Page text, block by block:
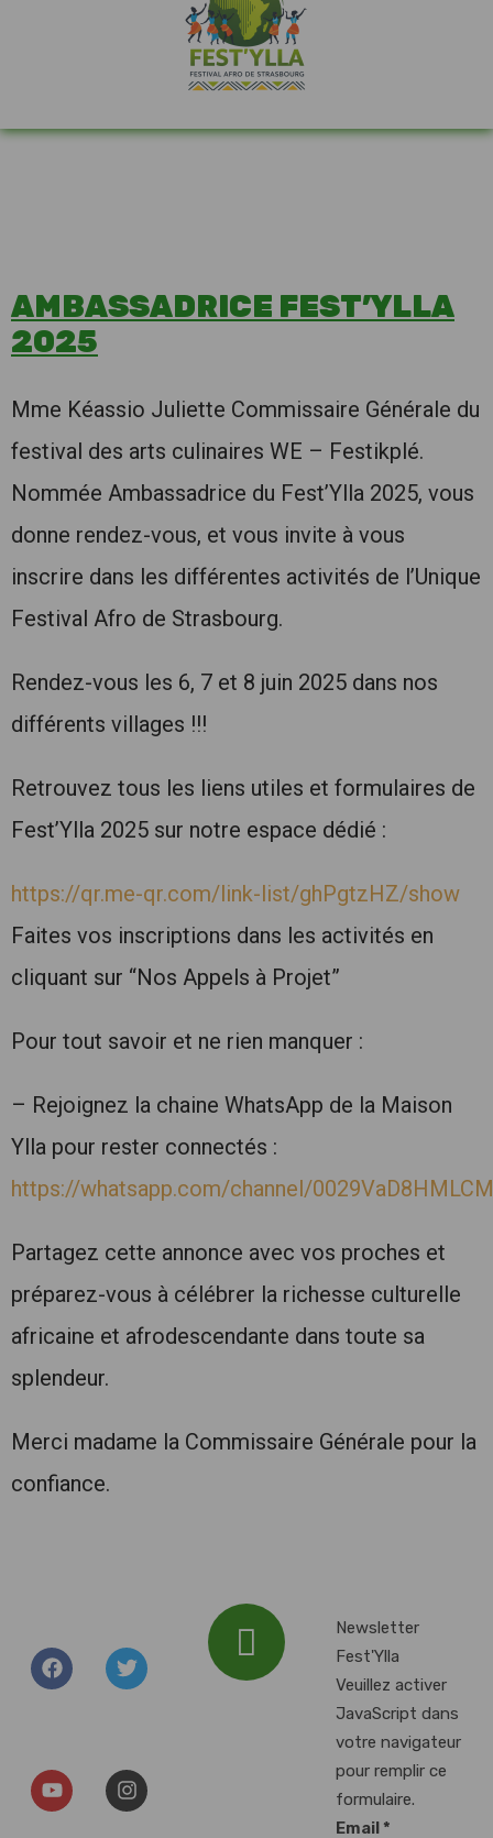
AMBASSADRICE FEST’YLLA
2025
Mme Kéassio Juliette Commissaire Générale du
festival des arts culinaires WE – Festikplé.
Nommée Ambassadrice du Fest’Ylla 2025, vous
donne rendez-vous, et vous invite à vous
inscrire dans les différentes activités de l’Unique
Festival Afro de Strasbourg.
Rendez-vous les 6, 7 et 8 juin 2025 dans nos
différents villages !!!
Retrouvez tous les liens utiles et formulaires de
Fest’Ylla 2025 sur notre espace dédié :
https://qr.me-qr.com/link-list/ghPgtzHZ/show
Faites vos inscriptions dans les activités en
cliquant sur “Nos Appels à Projet”
Pour tout savoir et ne rien manquer :
– Rejoignez la chaine WhatsApp de la Maison
Ylla pour rester connectés :
https://whatsapp.com/channel/
Partagez cette annonce avec vos proches et
préparez-vous à célébrer la richesse culturelle
africaine et afrodescendante dans toute sa
splendeur.
Merci madame la Commissaire Générale pour la
confiance.
Newsletter
Fest'Ylla
Veuillez activer
JavaScript dans
votre navigateur
pour remplir ce
formulaire.
Email*